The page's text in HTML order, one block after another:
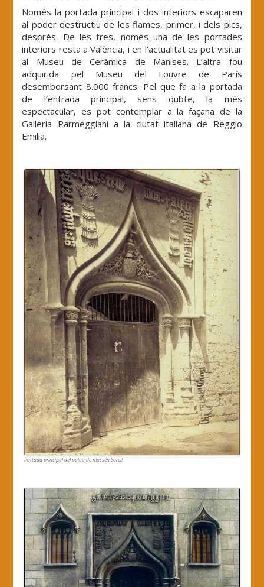
Només la portada principal i dos interiors escaparen
al poder destructiu de les flames, primer, i dels pics,
després. De les tres, només una de les portades
interiors resta a València, i en l’actualitat es pot visitar
al Museu de Ceràmica de Manises. L’altra fou
adquirida pel Museu del Louvre de París
desemborsant 8.000 francs. Pel que fa a la portada
de l’entrada principal, sens dubte, la més
espectacular, es pot contemplar a la façana de la
Galleria Parmeggiani a la ciutat italiana de Reggio
Emilia.
Portada principal del palau de mossén Sorell